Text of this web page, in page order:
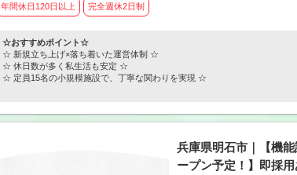
年間休日120日以上 完全週休2日制
☆おすすめポイント☆
☆ 新規立ち上げ×落ち着いた運営体制 ☆
☆ 休日数が多く私生活も安定 ☆
☆ 定員15名の小規模施設で、丁寧な関わりを実現 ☆
兵庫県明石市｜【機
ープン予定！】即採